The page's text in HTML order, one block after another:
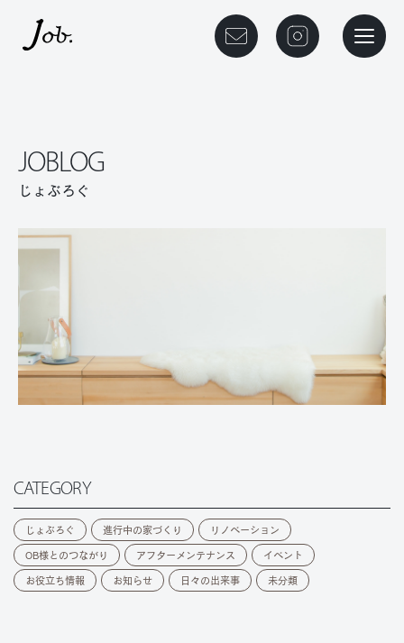
メニュ
JOBLOG
じょぶろぐ
CATEGORY
じょぶろぐ 進行中の家づくり リノベーション
OB様とのつながり アフターメンテナンス イベント
お役立ち情報 お知らせ 日々の出来事 未分類